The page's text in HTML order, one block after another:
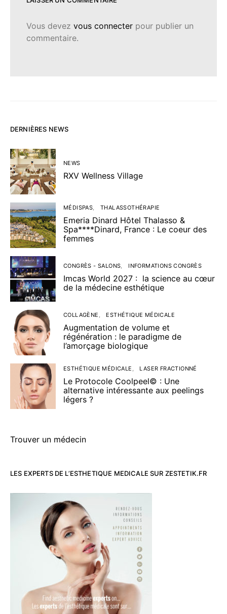
Vous devez vous connecter pour publier un
commentaire.
DERNIÈRES NEWS
NEWS
RXV Wellness Village
MÉDISPAS THALASSOTHÉRAPIE
Emeria Dinard Hôtel Thalasso &
Spa****Dinard, France : Le coeur des
femmes
CONGRÈS - SALONS INFORMATIONS CONGRÈS
Imcas World 2027 : la science au cœur
de la médecine esthétique
COLLAGÈNE ESTHÉTIQUE MÉDICALE
Augmentation de volume et
régénération : le paradigme de
l’amorçage biologique
ESTHÉTIQUE MÉDICALE LASER FRACTIONNÉ
Le Protocole Coolpeel© : Une
alternative intéressante aux peelings
légers ?
Trouver un médecin
LES EXPERTS DE L’ESTHETIQUE MEDICALE SUR ZESTETIK.FR